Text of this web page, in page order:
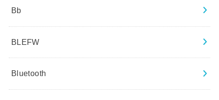
Bb
BLEFW
Bluetooth